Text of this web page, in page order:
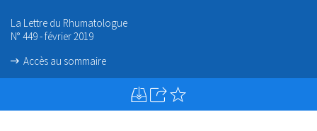
La Lettre du Rhumatologue
N° 449 - février 2019
Accès au sommaire